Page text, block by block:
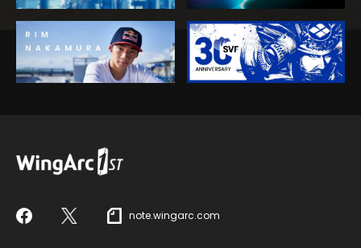
FacebookX note.wingarc.com